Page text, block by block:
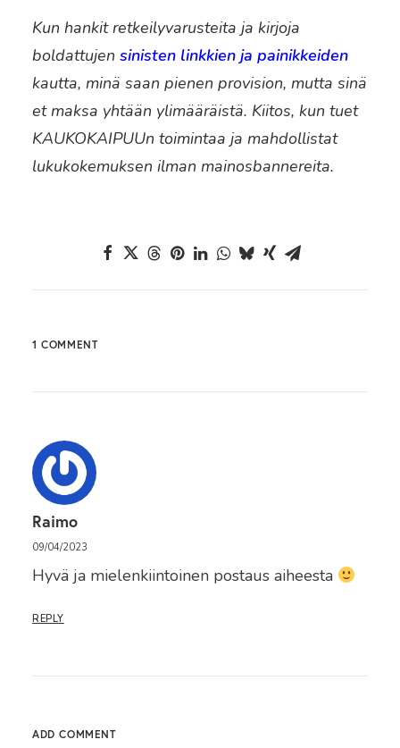
Kun hankit retkeilyvarusteita ja kirjoja
boldattujen sinisten linkkien ja painikkeiden
kautta, minä saan pienen provision, mutta sinä
et maksa yhtään ylimääräistä. Kiitos, kun tuet
KAUKOKAIPUUn toimintaa ja mahdollistat
lukukokemuksen ilman mainosbannereita.
1 COMMENT
Raimo
09/04/2023
Hyvä ja mielenkiintoinen postaus aiheesta
REPLY
ADD COMMENT